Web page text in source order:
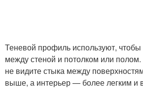
Теневой профиль используют,
между стеной и потолком или полом.
не видите стыка между
выше, а интерьер — более легким и